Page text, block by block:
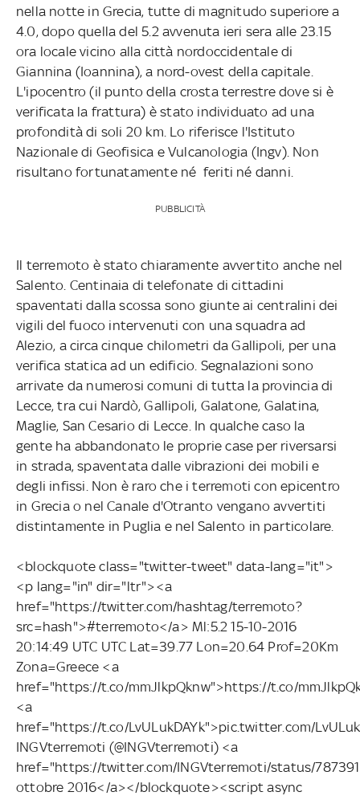
nella notte in Grecia, tutte di magnitudo superiore a
4.0, dopo quella del 5.2 avvenuta ieri sera alle 23.15
ora locale vicino alla città nordoccidentale di
Giannina (Ioannina), a nord-ovest della capitale.
L'ipocentro (il punto della crosta terrestre dove si è
verificata la frattura) è stato individuato ad una
profondità di soli 20 km. Lo riferisce l'Istituto
Nazionale di Geofisica e Vulcanologia (Ingv). Non
risultano fortunatamente né feriti né danni.
PUBBLICITÀ
Il terremoto è stato chiaramente avvertito anche nel
Salento. Centinaia di telefonate di cittadini
spaventati dalla scossa sono giunte ai centralini dei
vigili del fuoco intervenuti con una squadra ad
Alezio, a circa cinque chilometri da Gallipoli, per una
verifica statica ad un edificio. Segnalazioni sono
arrivate da numerosi comuni di tutta la provincia di
Lecce, tra cui Nardò, Gallipoli, Galatone, Galatina,
Maglie, San Cesario di Lecce. In qualche caso la
gente ha abbandonato le proprie case per riversarsi
in strada, spaventata dalle vibrazioni dei mobili e
degli infissi. Non è raro che i terremoti con epicentro
in Grecia o nel Canale d'Otranto vengano avvertiti
distintamente in Puglia e nel Salento in particolare.
<blockquote class="twitter-tweet" data-lang="it">
<p lang="in" dir="ltr"><a
href="https://twitter.com/hashtag/terremoto?
src=hash">#terremoto</a> Ml:5.2 15-10-2016
20:14:49 UTC UTC Lat=39.77 Lon=20.64 Prof=20Km
Zona=Greece <a
href="https://t.co/mmJlkpQknw">https://t.co/
<a
href="https://t.co/LvULukDAYk">pic.twitter.com/
INGVterremoti (@INGVterremoti) <a
href="https://twitter.com/INGVterremoti/status/
ottobre 2016</a></blockquote><script async